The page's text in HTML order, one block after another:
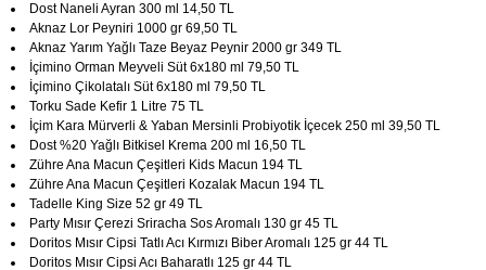
Dost Naneli Ayran 300 ml 14,50 TL
Aknaz Lor Peyniri 1000 gr 69,50 TL
Aknaz Yarım Yağlı Taze Beyaz Peynir 2000 gr 349 TL
İçimino Orman Meyveli Süt 6x180 ml 79,50 TL
İçimino Çikolatalı Süt 6x180 ml 79,50 TL
Torku Sade Kefir 1 Litre 75 TL
İçim Kara Mürverli & Yaban Mersinli Probiyotik İçecek 250 ml 39,50 TL
Dost %20 Yağlı Bitkisel Krema 200 ml 16,50 TL
Zühre Ana Macun Çeşitleri Kids Macun 194 TL
Zühre Ana Macun Çeşitleri Kozalak Macun 194 TL
Tadelle King Size 52 gr 49 TL
Party Mısır Çerezi Sriracha Sos Aromalı 130 gr 45 TL
Doritos Mısır Cipsi Tatlı Acı Kırmızı Biber Aromalı 125 gr 44 TL
Doritos Mısır Cipsi Acı Baharatlı 125 gr 44 TL